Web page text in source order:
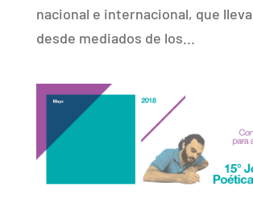
nacional e internacional, que
desde mediados de los...